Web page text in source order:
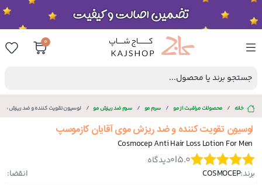
0
جستجو برند یا محصول...
خانه محصولات مراقبت از مو سرم مو سرم ضد ریزش مو لوسیون تقویت کننده و ضد ریزش
لوسیون تقویت کننده و ضد ریزش موی آقایان کازموسپ
Cosmocep Anti Hair Loss Lotion For Men
5.0
|
0دیدگاه
برند:COSMOCEP انقضا: